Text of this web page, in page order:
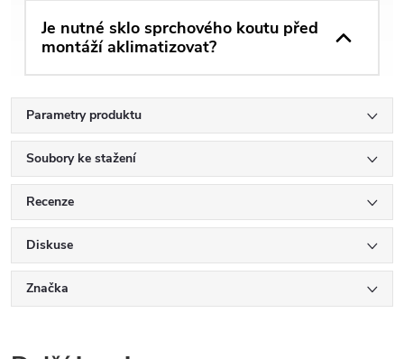
Je nutné sklo sprchového koutu před
montáží aklimatizovat?
Parametry produktu
Soubory ke stažení
Recenze
Diskuse
Značka